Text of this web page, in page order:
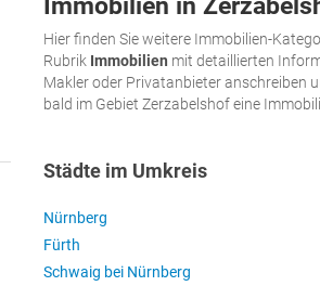
Immobilien in
Hier finden Sie weitere Immobilien-
Rubrik Immobilien mit detaillierten
Makler oder Privatanbieter anschreiben
bald im Gebiet Zerzabelshof eine
Städte im Umkreis
Nürnberg
Fürth
Schwaig bei Nürnberg